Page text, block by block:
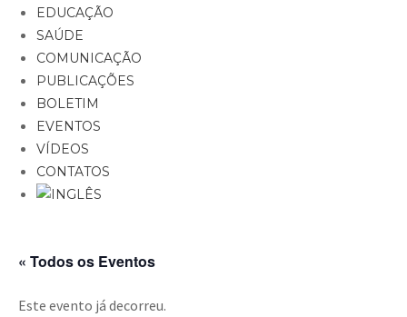
EDUCAÇÃO
SAÚDE
COMUNICAÇÃO
PUBLICAÇÕES
BOLETIM
EVENTOS
VÍDEOS
CONTATOS
« Todos os Eventos
Este evento já decorreu.